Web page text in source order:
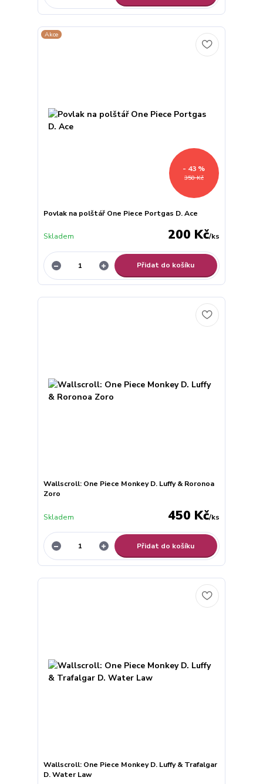
Akce
350 Kč
- 43 %
Povlak na polštář One Piece Portgas D. Ace
200 Kč/ks
Skladem
Přidat do košíku
Wallscroll: One Piece Monkey D. Luffy & Roronoa
Zoro
450 Kč/ks
Skladem
Přidat do košíku
Wallscroll: One Piece Monkey D. Luffy & Trafalgar
D. Water Law